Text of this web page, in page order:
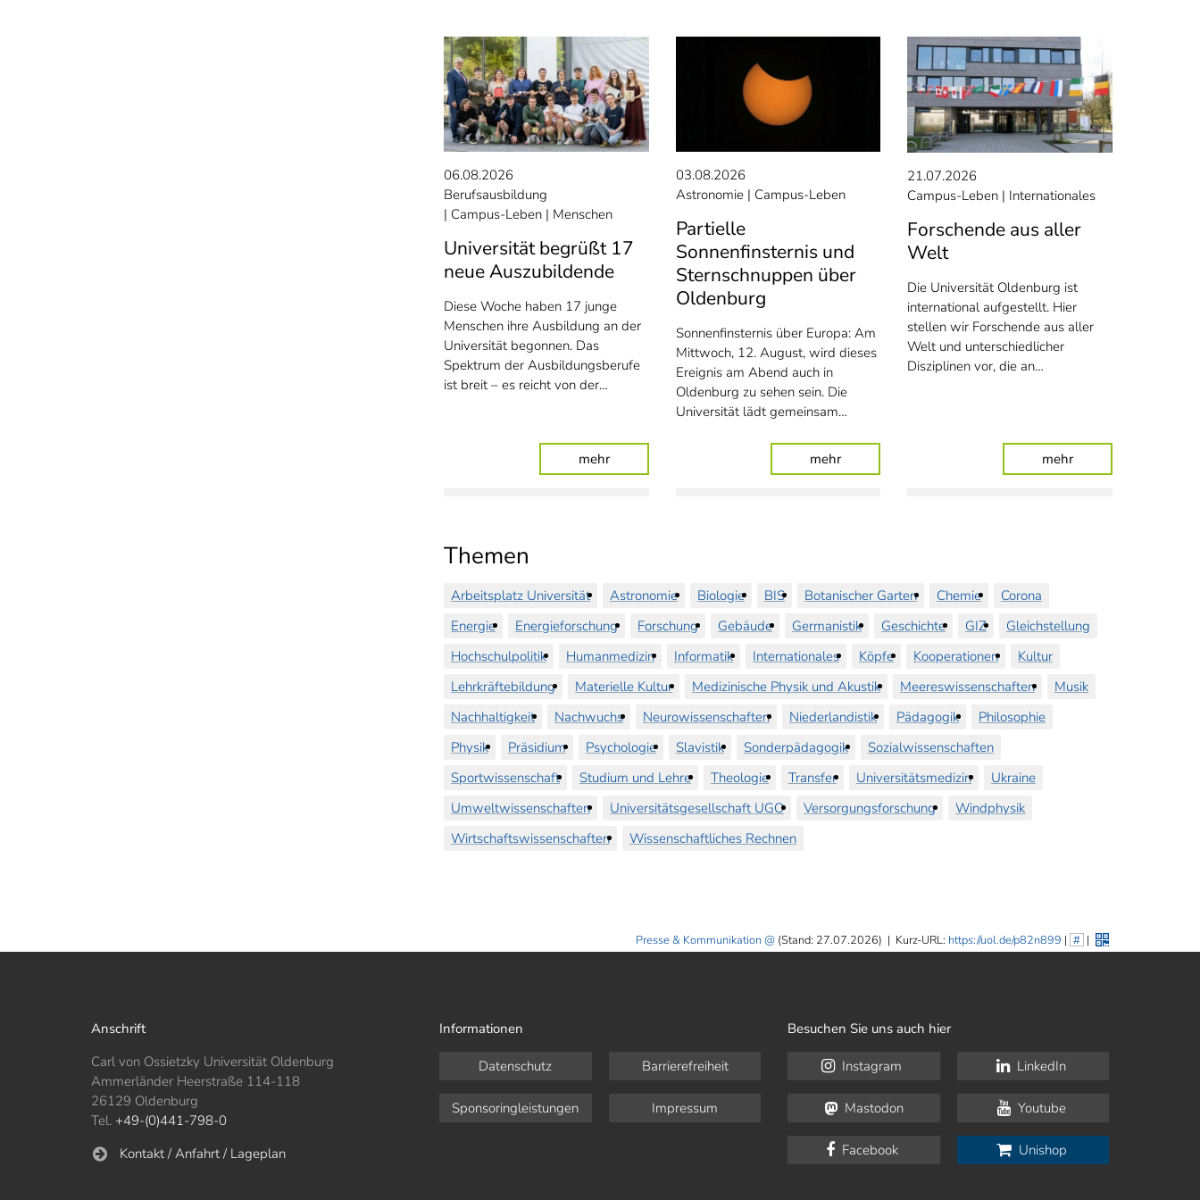
06.08.2026
Berufsausbildung
Campus-Leben
Menschen
Universität begrüßt 17
neue Auszubildende
Diese Woche haben 17 junge
Menschen ihre Ausbildung an der
Universität begonnen. Das
Spektrum der Ausbildungsberufe
ist breit – es reicht von der…
mehr: Universität begrüßt 17 neue Auszubildende
03.08.2026
Astronomie
Campus-Leben
Partielle
Sonnenfinsternis und
Sternschnuppen über
Oldenburg
Sonnenfinsternis über Europa: Am
Mittwoch, 12. August, wird dieses
Ereignis am Abend auch in
Oldenburg zu sehen sein. Die
Universität lädt gemeinsam…
mehr: Partielle Sonnenfinsternis und Sternschnuppen über
21.07.2026
Campus-Leben
Internationales
Forschende aus aller
Welt
Die Universität Oldenburg ist
international aufgestellt. Hier
stellen wir Forschende aus aller
Welt und unterschiedlicher
Disziplinen vor, die an…
mehr: Forschende aus
Themen
Arbeitsplatz Universität Astronomie Biologie BIS Botanischer Garten Chemie
Corona
Energie
Energieforschung Forschung Gebäude Germanistik Geschichte GIZ
Gleichstellung
Hochschulpolitik
Humanmedizin Informatik Internationales Köpfe Kooperationen
Kultur
Lehrkräftebildung
Materielle Kultur Medizinische Physik und Akustik Meereswissenschaften
Musik
Nachhaltigkeit
Nachwuchs Neurowissenschaften Niederlandistik Pädagogik
Philosophie
Physik
Präsidium Psychologie Slavistik Sonderpädagogik
Sozialwissenschaften
Sportwissenschaft
Studium und Lehre Theologie Transfer Universitätsmedizin
Ukraine
Umweltwissenschaften
Universitätsgesellschaft UGO Versorgungsforschung
Windphysik
Wirtschaftswissenschaften
Wissenschaftliches Rechnen
Presse & Kommunikation (Stand: 27.07.2026) | Kurz-URL: https://uol.de/p82n899 | # |
Anschrift
Carl von Ossietzky Universität Oldenburg
Ammerländer Heerstraße 114-118
26129 Oldenburg
Tel. +49-(0)441-798-0
Kontakt / Anfahrt / Lageplan
Informationen
Datenschutz Barrierefreiheit
Sponsoringleistungen Impressum
Besuchen Sie uns auch hier
Instagram LinkedIn
Mastodon Youtube
Facebook Unishop